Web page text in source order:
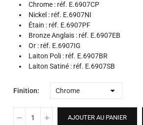
Chrome : réf. E.6907CP
Nickel : réf. E.6907NI
Étain : réf. E.6907PF
Bronze Anglais : réf. E.6907EB
Or : réf. E.6907IG
Laiton Poli : réf. E.6907BR
Laiton Satiné : réf. E.6907SB
Finition
AJOUTER AU PANIER